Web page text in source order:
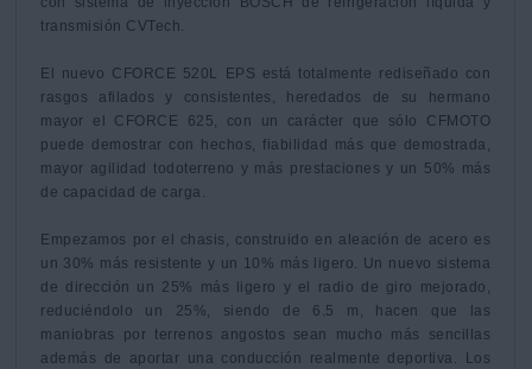
transmisión CVTech.
El nuevo CFORCE 520L EPS está totalmente rediseñado con
rasgos afilados y consistentes, heredados de su hermano
mayor el CFORCE 625, con un carácter que sólo CFMOTO
puede demostrar con hechos, fiabilidad más que demostrada,
mayor agilidad todoterreno y más prestaciones y un 50% más
de capacidad de carga.
Empezamos por el chasis, construido en aleación de acero es
un 30% más resistente y un 10% más ligero. Un nuevo sistema
de dirección un 25% más ligero y el radio de giro mejorado,
reduciéndolo un 25%, siendo de 6.5 m, hacen que las
maniobras por terrenos angostos sean mucho más sencillas
además de aportar una conducción realmente deportiva. Los